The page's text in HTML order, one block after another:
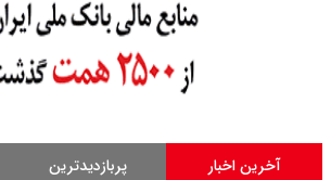
آخرین اخبار پربازدیدترین